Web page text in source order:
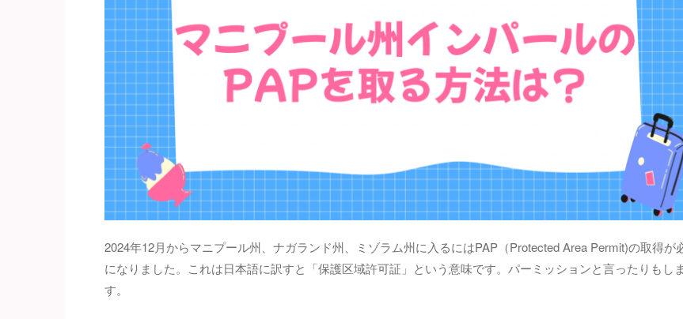
2024年12月からマニプール州、ナガランド州、ミゾラム州に入るにはPAP（Protected Area Permit)の取得が
になりました。これは日本語に訳すと「保護区域許可証」という意味です。パーミッションと言ったりもしま
す。